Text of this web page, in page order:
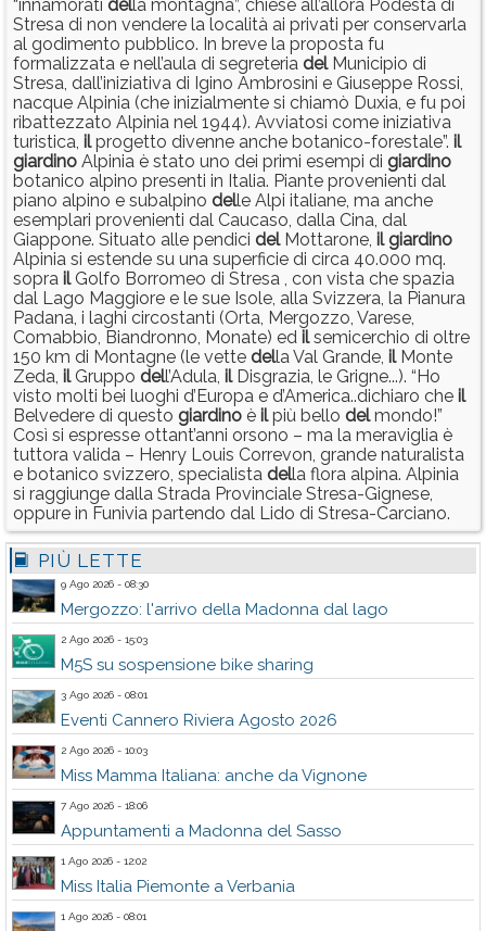
“innamorati della montagna”, chiese all’allora Podestà di
Stresa di non vendere la località ai privati per conservarla
al godimento pubblico. In breve la proposta fu
formalizzata e nell’aula di segreteria delMunicipio di
Stresa, dall’iniziativa di Igino Ambrosini e Giuseppe Rossi,
nacque Alpinia (che inizialmente si chiamò Duxia, e fu poi
ribattezzato Alpinia nel 1944). Avviatosi come iniziativa
turistica, ilprogetto divenne anche botanico-forestale”. il
giardino Alpinia è stato uno dei primi esempi di giardino
botanico alpino presenti in Italia. Piante provenienti dal
piano alpino e subalpino delle Alpi italiane, ma anche
esemplari provenienti dal Caucaso, dalla Cina, dal
Giappone. Situato alle pendici delMottarone, il giardino
Alpinia si estende su una superficie di circa 40.000 mq.
sopra ilGolfo Borromeo di Stresa , con vista che spazia
dal Lago Maggiore e le sue Isole, alla Svizzera, la Pianura
Padana, i laghi circostanti (Orta, Mergozzo, Varese,
Comabbio, Biandronno, Monate) ed ilsemicerchio di oltre
150 km di Montagne (le vette della Val Grande, ilMonte
Zeda, ilGruppo dell’Adula, ilDisgrazia, le Grigne...). “Ho
visto molti bei luoghi d’Europa e d’America..dichiaro che il
Belvedere di questo giardino è ilpiù bello delmondo!”
Così si espresse ottant’anni orsono – ma la meraviglia è
tuttora valida – Henry Louis Correvon, grande naturalista
e botanico svizzero, specialista della flora alpina. Alpinia
si raggiunge dalla Strada Provinciale Stresa-Gignese,
oppure in Funivia partendo dal Lido di Stresa-Carciano.
PIÙ LETTE
9 Ago 2026 - 08:30
Mergozzo: l'arrivo della Madonna dal lago
2 Ago 2026 - 15:03
M5S su sospensione bike sharing
3 Ago 2026 - 08:01
Eventi Cannero Riviera Agosto 2026
2 Ago 2026 - 10:03
Miss Mamma Italiana: anche da Vignone
7 Ago 2026 - 18:06
Appuntamenti a Madonna del Sasso
1 Ago 2026 - 12:02
Miss Italia Piemonte a Verbania
1 Ago 2026 - 08:01